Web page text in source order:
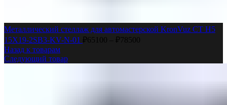
Металлический стеллаж для автомастерской KronVuz CT H5
15Х19-2SB3-KV-N-01 ₽65100 ₽78500
Назад к товарам
Следующий товар